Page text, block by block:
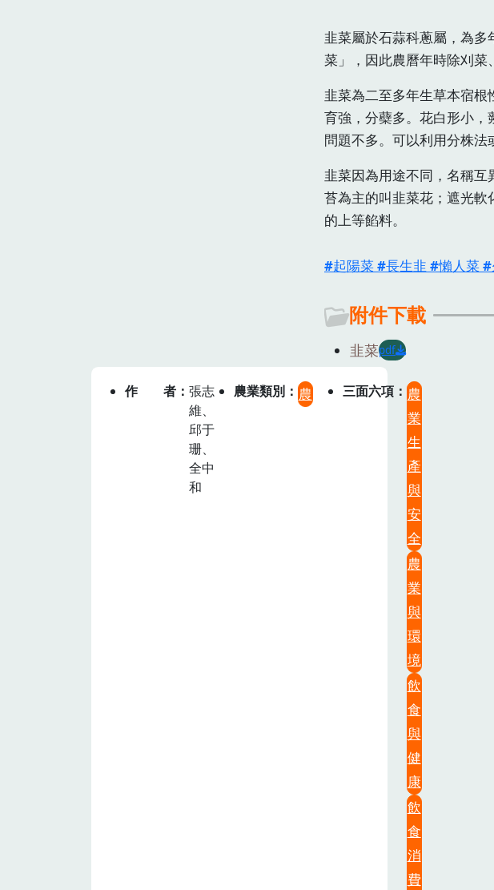
韭菜屬於石蒜科蔥屬，為多
菜」，因此農曆年時除刈菜
韭菜為二至多年生草本宿根
育強，分蘗多。花白形小
問題不多。可以利用分株法
韭菜因為用途不同，名稱
苔為主的叫韭菜花；遮光
的上等餡料。
起陽菜 長生韭 懶人菜
附件下載
韭菜pdf
作者
張志
維、
邱于
珊、
全中
和
農業類別 農 三面六項
農
業
生
產
與
安
全
農
業
與
環
境
飲
食
與
健
康
飲
食
消
費